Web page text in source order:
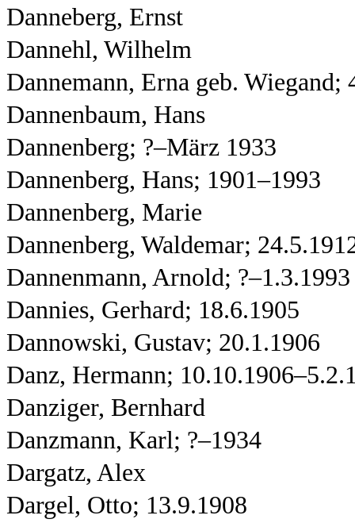
Danneberg, Ernst
Dannehl, Wilhelm
Dannemann, Erna geb. Wiegand;
Dannenbaum, Hans
Dannenberg; ?–März 1933
Dannenberg, Hans; 1901–1993
Dannenberg, Marie
Dannenberg, Waldemar;
Dannenmann, Arnold; ?–1.3.1993
Dannies, Gerhard; 18.6.1905
Dannowski, Gustav; 20.1.1906
Danz, Hermann;
Danziger, Bernhard
Danzmann, Karl; ?–1934
Dargatz, Alex
Dargel, Otto; 13.9.1908